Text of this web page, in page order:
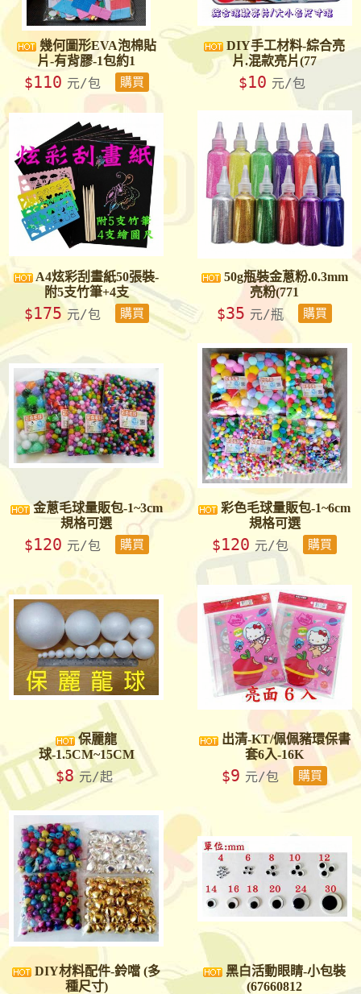
幾何圖形EVA泡棉貼
片-有背膠-1包約1
$110 元/包 購買
DIY手工材料-綜合亮
片.混款亮片(77
$10 元/包
A4炫彩刮畫紙50張裝-
附5支竹筆+4支
$175 元/包 購買
50g瓶裝金蔥粉.0.3mm
亮粉(771
$35 元/瓶 購買
金蔥毛球量販包-1~3cm
規格可選
$120 元/包 購買
彩色毛球量販包-1~6cm
規格可選
$120 元/包 購買
保麗龍
球-1.5CM~15CM
$8 元/起
出清-KT/佩佩豬環保書
套6入-16K
$9 元/包 購買
DIY材料配件-鈴噹 (多
種尺寸)
黑白活動眼睛-小包裝
(67660812